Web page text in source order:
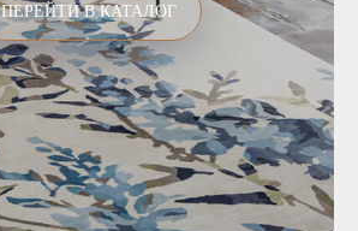
ПЕРЕЙТИ В КАТАЛОГ